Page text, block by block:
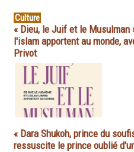
Culture
« Dieu, le Juif et le Musulman
l'islam apportent au monde,
Privot
« Dara Shukoh, prince du
ressuscite le prince oublié